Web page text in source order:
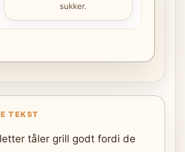
sukker.
TEKST
tåler grill godt fordi de